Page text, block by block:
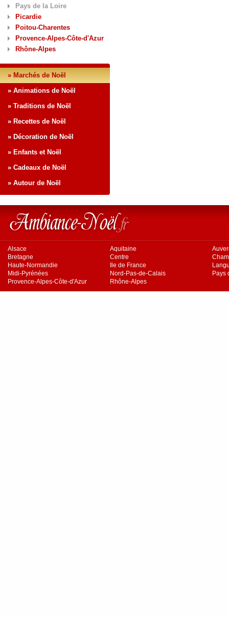
Pays de la Loire
Picardie
Poitou-Charentes
Provence-Alpes-Côte-d'Azur
Rhône-Alpes
» Marchés de Noël
» Animations de Noël
» Traditions de Noël
» Recettes de Noël
» Décoration de Noël
» Enfants et Noël
» Cadeaux de Noël
» Autour de Noël
Alsace Aquitaine
Bretagne
Centre
Haute-Normandie
Ile de France
Midi-Pyrénées
Nord-Pas-de-Calais
Pays
Provence-Alpes-Côte-d'Azur
Rhône-Alpes